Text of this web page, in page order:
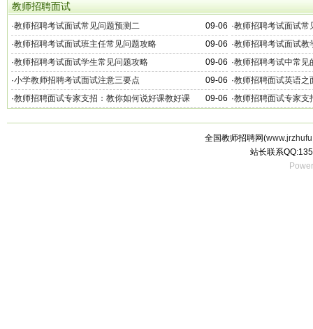
教师招聘面试
09-06
·教师招聘考试面试常见问题预测二 ·教师招聘考试面试常
09-06
·教师招聘考试面试班主任常见问题攻略 ·教师招聘考试面试教
09-06
·教师招聘考试面试学生常见问题攻略 ·教师招聘考试中常见
09-06
·小学教师招聘考试面试注意三要点 ·教师招聘面试英语之
09-06
·教师招聘面试专家支招：教你如何说好课教好课 ·教师招聘面试专家支
全国教师招聘网(
站长联系